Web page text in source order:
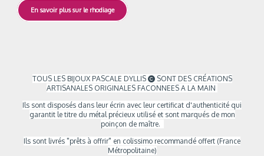
En savoir plus sur le rhodiage
TOUS LES BIJOUX PASCALE DYLLIS SONT DES CRÉATIONS
ARTISANALES ORIGINALES FACONNEES A LA MAIN
Ils sont disposés dans leur écrin avec leur certificat d'authenticité qui
garantit le titre du métal précieux utilisé et sont marqués de mon
poinçon de maître.
Ils sont livrés "prêts à offrir" en colissimo recommandé offert (France
Métropolitaine)